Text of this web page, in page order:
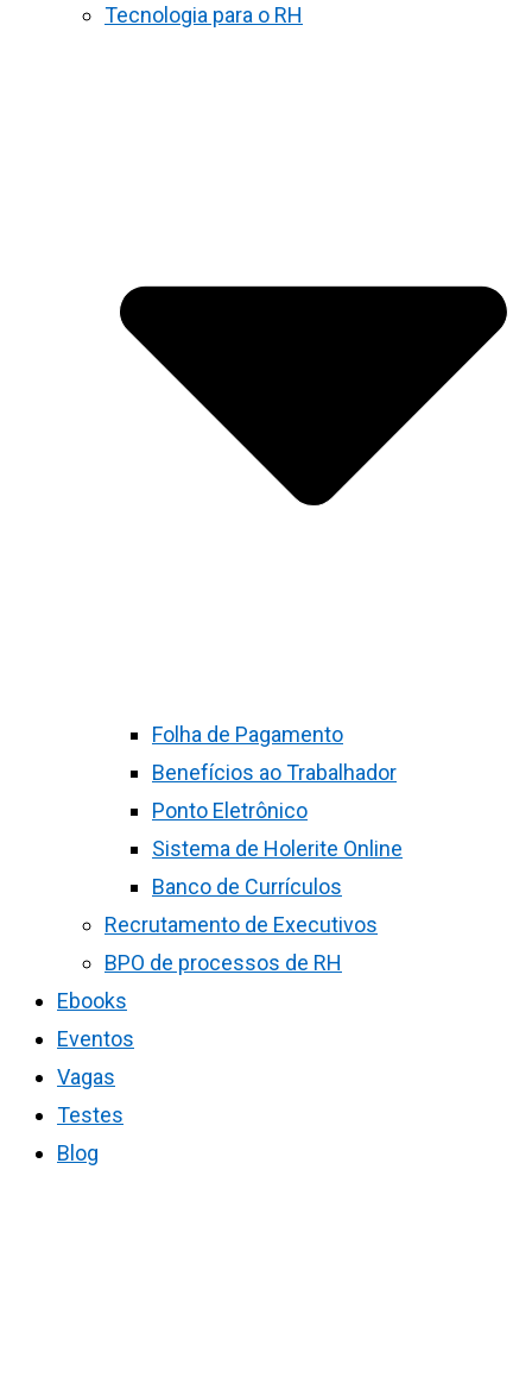
Tecnologia para o RH
Folha de Pagamento
Benefícios ao Trabalhador
Ponto Eletrônico
Sistema de Holerite Online
Banco de Currículos
Recrutamento de Executivos
BPO de processos de RH
Ebooks
Eventos
Vagas
Testes
Blog